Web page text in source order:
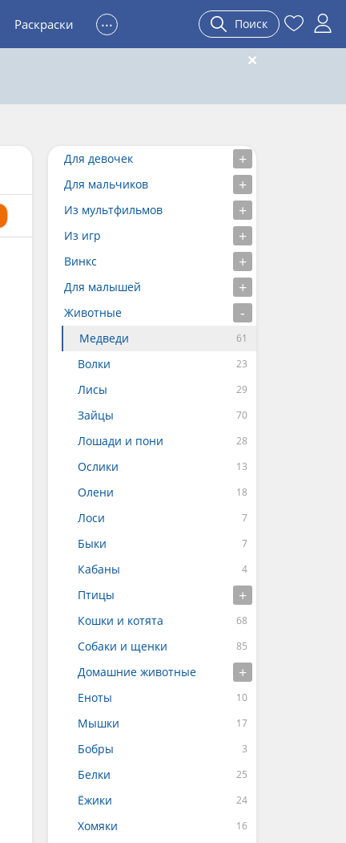
Раскраски ... Поиск
Для девочек
Для мальчиков
Из мультфильмов
Из игр
Винкс
Для малышей
Животные
Медведи
Волки
Лисы
Зайцы
Лошади и пони
Ослики
Олени
Лоси
Быки
Кабаны
Птицы
Кошки и котята
Собаки и щенки
Домашние животные
Еноты
Мышки
Бобры
Белки
Ёжики
Хомяки